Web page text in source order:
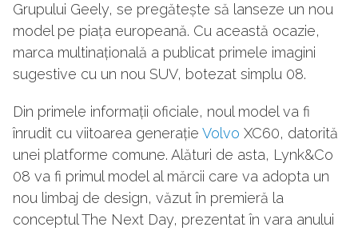
Grupului Geely, se pregătește să lanseze un nou
model pe piața europeană. Cu această ocazie,
marca multinațională a publicat primele imagini
sugestive cu un nou SUV, botezat simplu 08.
Din primele informații oficiale, noul model va fi
înrudit cu viitoarea generație Volvo XC60, datorită
unei platforme comune. Alături de asta, Lynk&Co
08 va fi primul model al mărcii care va adopta un
nou limbaj de design, văzut în premieră la
conceptul The Next Day, prezentat în vara anului